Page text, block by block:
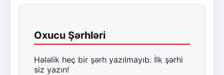
Oxucu Şərhləri
Hələlik heç bir şərh yazılmayıb. İlk şərhi
siz yazın!